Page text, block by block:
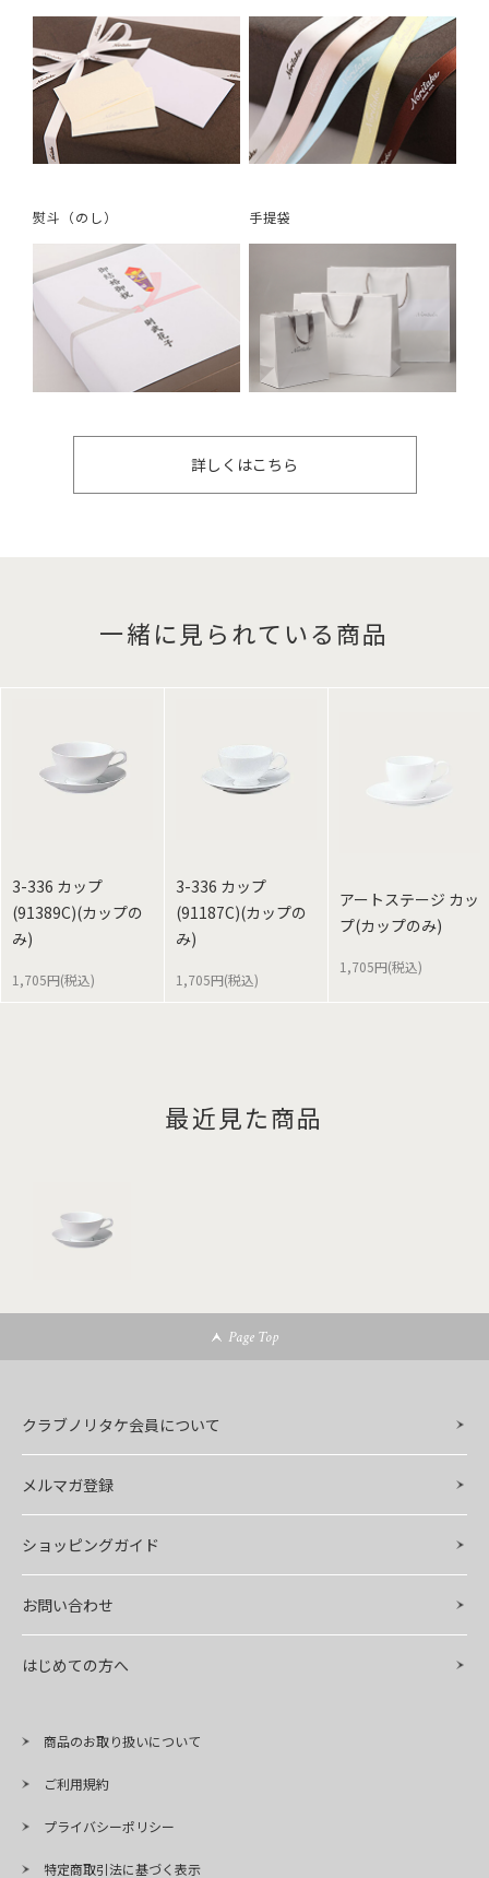
熨斗（のし） 手提袋
詳しくはこちら
一緒に見られている商品
3-336 カップ
(91389C)(カップの
み)
1,705円(税込)
3-336 カップ
(91187C)(カップの
み)
1,705円(税込)
アートステージ カッ
プ(カップのみ)
1,705円(税込)
最近見た商品
Page Top
クラブノリタケ会員について
メルマガ登録
ショッピングガイド
お問い合わせ
はじめての方へ
商品のお取り扱いについて
ご利用規約
プライバシーポリシー
特定商取引法に基づく表示